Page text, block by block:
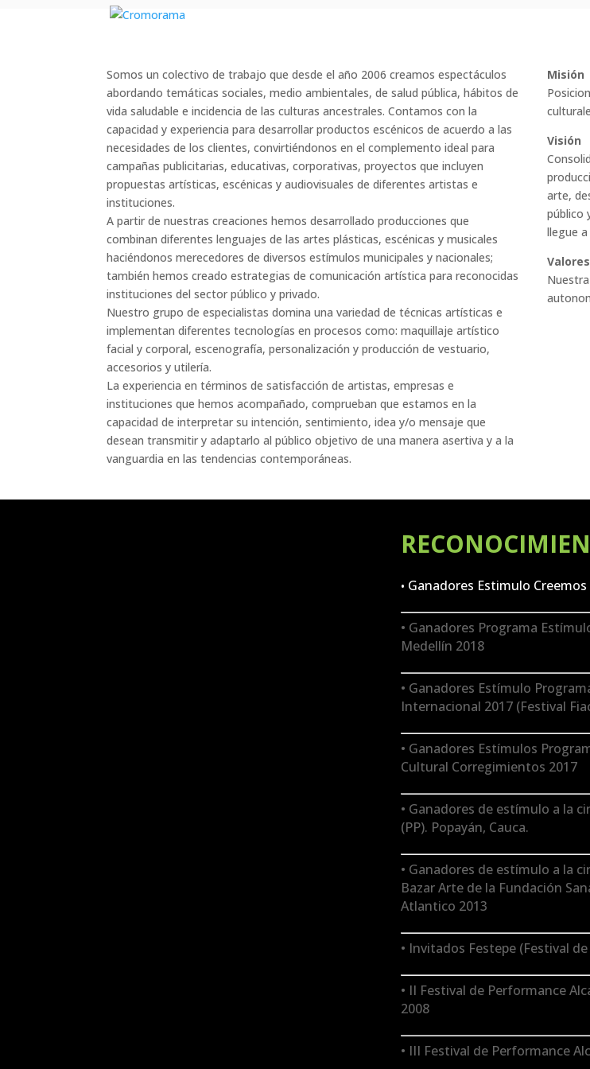
Somos un colectivo de trabajo que desde el año 2006 creamos espectáculos
abordando temáticas sociales, medio ambientales, de salud pública, hábitos de
vida saludable e incidencia de las culturas ancestrales. Contamos con la
capacidad y experiencia para desarrollar productos escénicos de acuerdo a las
necesidades de los clientes, convirtiéndonos en el complemento ideal para
campañas publicitarias, educativas, corporativas, proyectos que incluyen
propuestas artísticas, escénicas y audiovisuales de diferentes artistas e
instituciones.
A partir de nuestras creaciones hemos desarrollado producciones que
combinan diferentes lenguajes de las artes plásticas, escénicas y musicales
haciéndonos merecedores de diversos estímulos municipales y nacionales;
también hemos creado estrategias de comunicación artística para reconocidas
instituciones del sector público y privado.
Nuestro grupo de especialistas domina una variedad de técnicas artísticas e
implementan diferentes tecnologías en procesos como: maquillaje artístico
facial y corporal, escenografía, personalización y producción de vestuario,
accesorios y utilería.
La experiencia en términos de satisfacción de artistas, empresas e
instituciones que hemos acompañado, comprueban que estamos en la
capacidad de interpretar su intención, sentimiento, idea y/o mensaje que
desean transmitir y adaptarlo al público objetivo de una manera asertiva y a la
vanguardia en las tendencias contemporáneas.
Misión
Visión
arte,
público
llegue
• Ganadores Estimulo
• Ganadores Programa
Medellín 2018
• Ganadores Estímulo
Internacional 2017 (Festival
• Ganadores Estímulos
Cultural Corregimientos 2017
• Ganadores de estímulo a la
(PP). Popayán, Cauca.
• Ganadores de estímulo a la
Bazar Arte de la Fundación
Atlantico 2013
• Invitados Festepe (Festival
• II Festival de Performance
2008
• III Festival de Performance